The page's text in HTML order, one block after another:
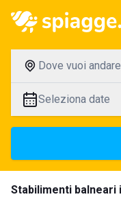
Dove vuoi
Seleziona date
Stabilimenti balneari